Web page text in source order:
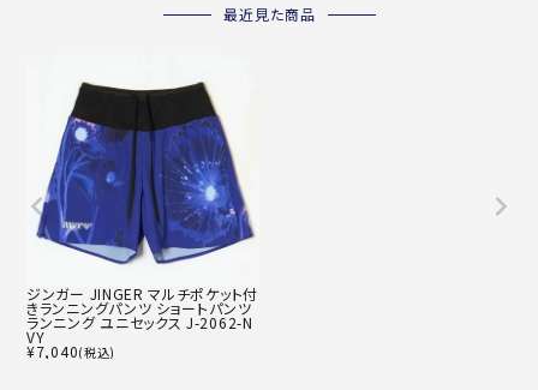
最近見た商品
ジンガー JINGER マルチポケット付
きランニングパンツ ショートパンツ
ランニング ユニセックス J-2062-N
VY
¥7,040(税込)